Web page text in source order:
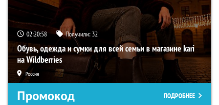
02:20:57 Получили: 32
Обувь, одежда и сумки для всей семьи в магазине kari
на Wildberries
Россия
Промокод ПОДРОБНЕЕ